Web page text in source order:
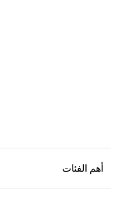
أهم الفئات